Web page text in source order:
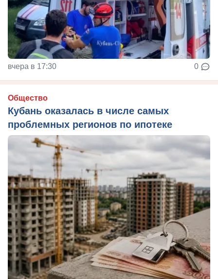
вчера в 17:30 0
Общество
Кубань оказалась в числе самых
проблемных регионов по ипотеке